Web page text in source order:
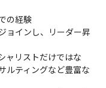
の経験
ョインし、リーダー昇
ャリストだけではな
ルティングなど豊富な